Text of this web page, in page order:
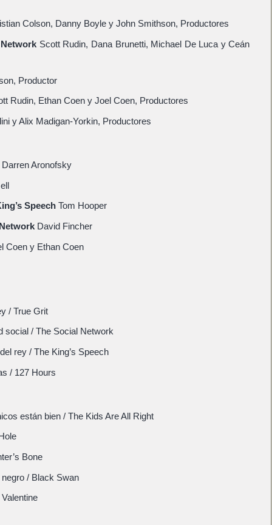
Colson, Danny Boyle y John Smithson, Productores
Scott Rudin, Dana Brunetti, Michael De Luca y Ceán
Productor
Rudin, Ethan Coen y Joel Coen, Productores
y Alix Madigan-Yorkin, Productores
Darren Aronofsky
Speech Tom Hooper
David Fincher
Coen y Ethan Coen
/ True Grit
social / The Social Network
rey / The King’s Speech
/ 127 Hours
están bien / The Kids Are All Right
Bone
/ Black Swan